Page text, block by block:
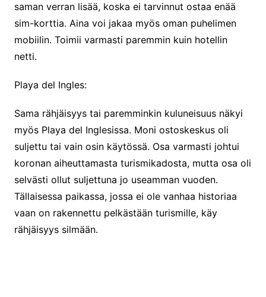
saman verran lisää, koska ei tarvinnut ostaa enää
sim-korttia. Aina voi jakaa myös oman puhelimen
mobiilin. Toimii varmasti paremmin kuin hotellin
netti.
Playa del Ingles:
Sama rähjäisyys tai paremminkin kuluneisuus näkyi
myös Playa del Inglesissa. Moni ostoskeskus oli
suljettu tai vain osin käytössä. Osa varmasti johtui
koronan aiheuttamasta turismikadosta, mutta osa oli
selvästi ollut suljettuna jo useamman vuoden.
Tällaisessa paikassa, jossa ei ole vanhaa historiaa
vaan on rakennettu pelkästään turismille, käy
rähjäisyys silmään.